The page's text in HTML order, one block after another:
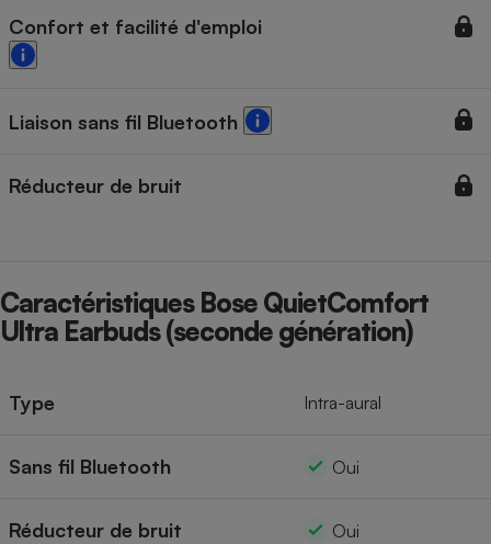
Confort et facilité d'emploi
Liaison sans fil Bluetooth
Réducteur de bruit
Caractéristiques Bose QuietComfort
Ultra Earbuds (seconde génération)
Type Intra-aural
Sans fil Bluetooth Oui
Réducteur de bruit Oui